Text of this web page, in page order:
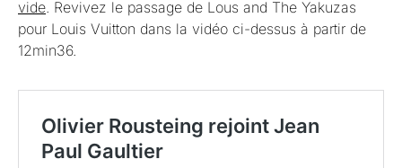
vide . Revivez le passage de Lous and The Yakuzas
pour Louis Vuitton dans la vidéo ci-dessus à partir de
12min36.